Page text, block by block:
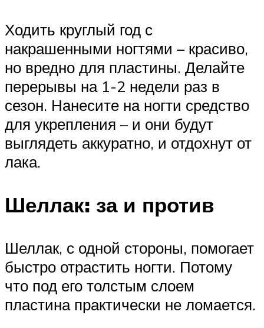
Ходить круглый год с
накрашенными ногтями – красиво,
но вредно для пластины. Делайте
перерывы на 1-2 недели раз в
сезон. Нанесите на ногти средство
для укрепления – и они будут
выглядеть аккуратно, и отдохнут от
лака.
Шеллак: за и против
Шеллак, с одной стороны, помогает
быстро отрастить ногти. Потому
что под его толстым слоем
пластина практически не ломается.